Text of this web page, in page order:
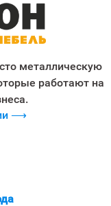
металлическую
работают на
⟶